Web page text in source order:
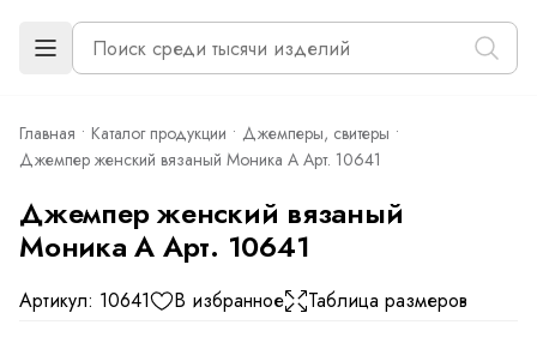
Главная Каталог продукции
Джемперы, свитеры
Джемпер женский вязаный Моника А Арт. 10641
Джемпер женский вязаный
Моника А Арт. 10641
Артикул: 10641 В избранное Таблица размеров